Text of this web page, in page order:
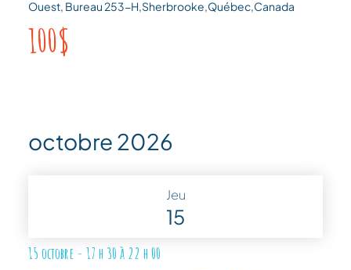
Ouest, Bureau 253-H,Sherbrooke,Québec,Canada
100$
octobre 2026
Jeu
15
15 octobre - 17 h 30 à 22 h 00